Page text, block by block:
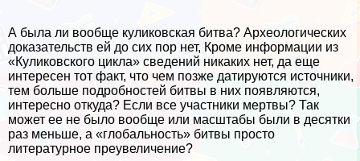
А была ли вообще куликовская битва? Археологических
доказательств ей до сих пор нет, Кроме информации из
«Куликовского цикла» сведений никаких нет, да еще
интересен тот факт, что чем позже датируются источники,
тем больше подробностей битвы в них появляются,
интересно откуда? Если все участники мертвы? Так
может ее не было вообще или масштабы были в десятки
раз меньше, а «глобальность» битвы просто
литературное преувеличение?